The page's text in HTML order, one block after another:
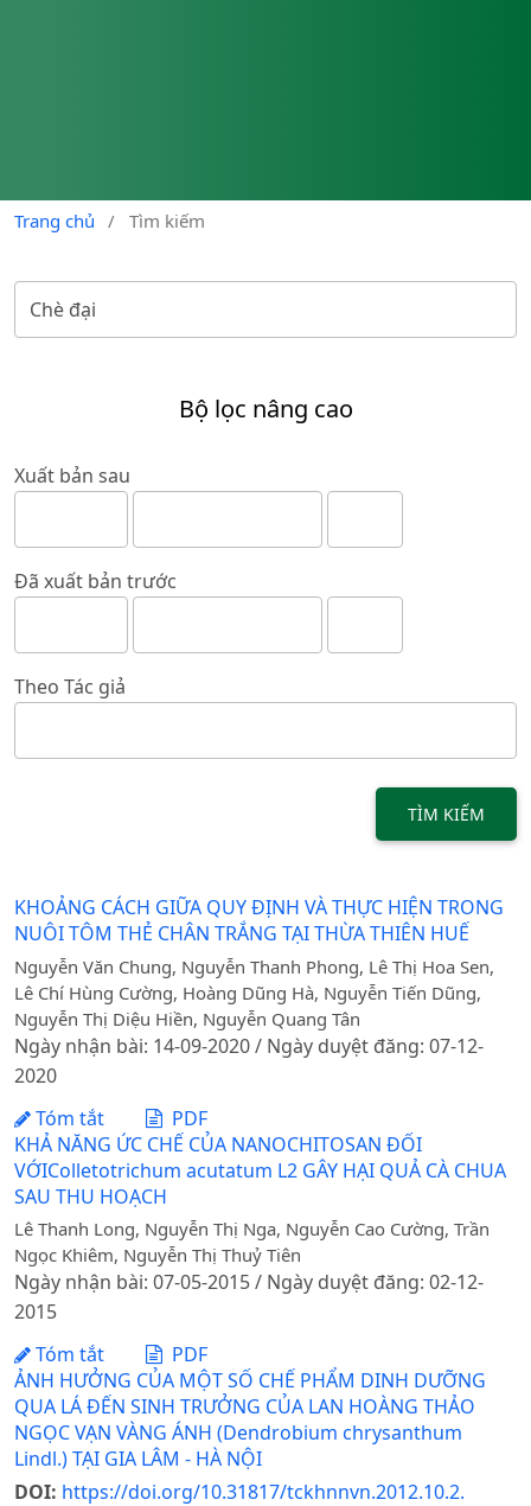
Trang chủ / Tìm kiếm
Bộ lọc nâng cao
Xuất bản sau
Đã xuất bản trước
Theo Tác giả
TÌM KIẾM
KHOẢNG CÁCH GIỮA QUY ĐỊNH VÀ THỰC HIỆN TRONG
NUÔI TÔM THẺ CHÂN TRẮNG TẠI THỪA THIÊN HUẾ
Nguyễn Văn Chung, Nguyễn Thanh Phong, Lê Thị Hoa Sen,
Lê Chí Hùng Cường, Hoàng Dũng Hà, Nguyễn Tiến Dũng,
Nguyễn Thị Diệu Hiền, Nguyễn Quang Tân
Ngày nhận bài: 14-09-2020 / Ngày duyệt đăng: 07-12-
2020
Tóm tắt
PDF
KHẢ NĂNG ỨC CHẾ CỦA NANOCHITOSAN ĐỐI
VỚIColletotrichum acutatum L2 GÂY HẠI QUẢ CÀ CHUA
SAU THU HOẠCH
Lê Thanh Long, Nguyễn Thị Nga, Nguyễn Cao Cường, Trần
Ngọc Khiêm, Nguyễn Thị Thuỷ Tiên
Ngày nhận bài: 07-05-2015 / Ngày duyệt đăng: 02-12-
2015
Tóm tắt
PDF
ẢNH HƯỞNG CỦA MỘT SỐ CHẾ PHẨM DINH DƯỠNG
QUA LÁ ĐẾN SINH TRƯỞNG CỦA LAN HOÀNG THẢO
NGỌC VẠN VÀNG ÁNH (Dendrobium chrysanthum
Lindl.) TẠI GIA LÂM - HÀ NỘI
DOI: https://doi.org/10.31817/tckhnnvn.2012.10.2.